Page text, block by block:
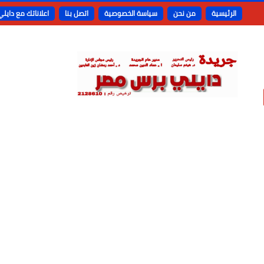
الرئيسية من نحن سياسة الخصوصية اتصل بنا اعلاناتك مع